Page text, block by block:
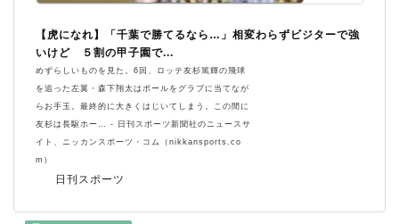
日刊スポーツ
【虎になれ】「千葉で勝てるなら…」相変わらずビジターで強
いけど ５割の甲子園で...
めずらしいものを見た。6回、ロッテ友杉篤輝の飛球
を追った左翼・森下翔太はボールをグラブに当てなが
らお手玉。最終的に大きくはじいてしまう。この間に
友杉は長駆ホー… - 日刊スポーツ新聞社のニュースサ
イト、ニッカンスポーツ・コム（nikkansports.co
m）